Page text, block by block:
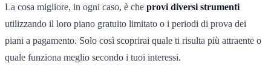
La cosa migliore, in ogni caso, è che provi diversi strumenti
utilizzando il loro piano gratuito limitato o i periodi di prova dei
piani a pagamento. Solo così scoprirai quale ti risulta più attraente o
quale funziona meglio secondo i tuoi interessi.